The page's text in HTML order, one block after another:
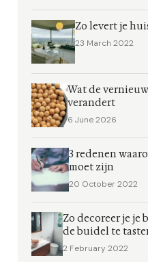
Zo levert je
23 March 2022
Wat de
verandert
6 June 2026
3 redenen
moet zijn
20 October 2022
Zo decoreer je je
de buidel te
2 February 2022